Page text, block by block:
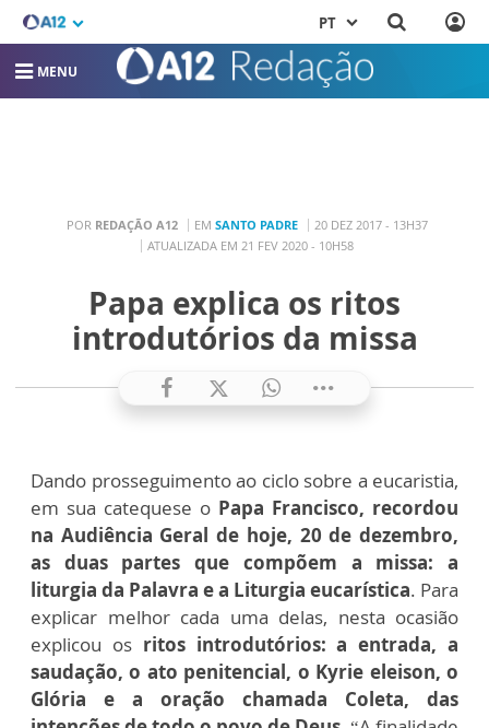
PT
MENU
POR REDAÇÃO A12 EM SANTO PADRE
20 DEZ 2017 - 13H37
ATUALIZADA EM 21 FEV 2020 - 10H58
Papa explica os ritos
introdutórios da missa
Dando prosseguimento ao ciclo sobre a eucaristia,
em sua catequese o Papa Francisco, recordou
na Audiência Geral de hoje, 20 de dezembro,
as duas partes que compõem a missa: a
liturgia da Palavra e a Liturgia eucarística. Para
explicar melhor cada uma delas, nesta ocasião
explicou os ritos introdutórios: a entrada, a
saudação, o ato penitencial, o Kyrie eleison, o
Glória e a oração chamada Coleta, das